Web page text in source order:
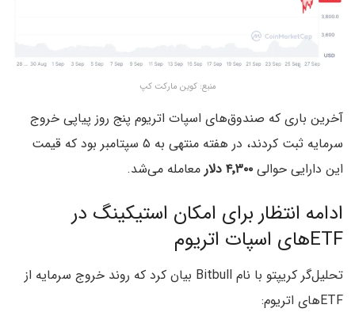
منبع: کوین مارکت کپ
آخرین باری که صندوق‌های اسپات اتریوم پنج روز پیاپی خروج
سرمایه ثبت کردند، در هفته منتهی به ۵ سپتامبر بود که قیمت
این دارایی حوالی ۴٬۳۰۰ دلار معامله می‌شد.
ادامه انتظار برای امکان استیکینگ در
ETFهای اسپات اتریوم
تحلیل‌گر کریپتو با نام Bitbull بیان کرد که روند خروج سرمایه از
ETFهای اتریوم: